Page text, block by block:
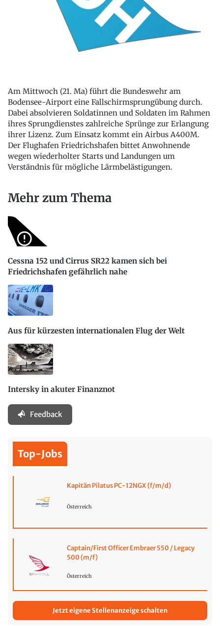
Am Mittwoch (21. Ma) führt die Bundeswehr am
Bodensee-Airport eine Fallschirmsprungübung durch.
Dabei absolvieren Soldatinnen und Soldaten im Rahmen
ihres Sprungdienstes zahlreiche Sprünge zur Erlangung
ihrer Lizenz. Zum Einsatz kommt ein Airbus A400M.
Der Flughafen Friedrichshafen bittet Anwohnende
wegen wiederholter Starts und Landungen um
Verständnis für mögliche Lärmbelästigungen.
Mehr zum Thema
Cessna 152 und Cirrus SR22 kamen sich bei
Friedrichshafen gefährlich nahe
Aus für kürzesten internationalen Flug der Welt
Intersky in akuter Finanznot
Feedback
Top-Jobs
Kapitän Pilatus PC-12NGX (f/m/d)
Österreich
Captain/First Officer Embraer 550 / Legacy
500 (m/f)
Österreich
Jetzt eigene Stellenanzeige schalten